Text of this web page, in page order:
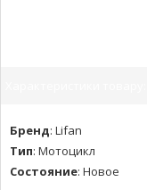
Бренд: Lifan
Тип: Мотоцикл
Состояние: Новое